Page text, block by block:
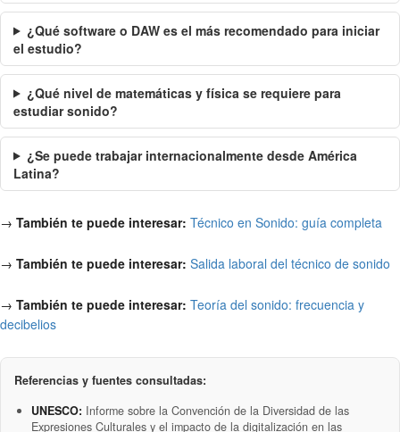
¿Qué software o DAW es el más recomendado para iniciar
el estudio?
¿Qué nivel de matemáticas y física se requiere para
estudiar sonido?
¿Se puede trabajar internacionalmente desde América
Latina?
→ También te puede interesar: Técnico en Sonido: guía completa
→ También te puede interesar: Salida laboral del técnico de sonido
→ También te puede interesar: Teoría del sonido: frecuencia y
decibelios
Referencias y fuentes consultadas:
UNESCO: Informe sobre la Convención de la Diversidad de las
Expresiones Culturales y el impacto de la digitalización en las